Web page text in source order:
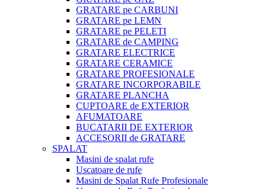
GRATARE pe CARBUNI
GRATARE pe LEMN
GRATARE pe PELETI
GRATARE de CAMPING
GRATARE ELECTRICE
GRATARE CERAMICE
GRATARE PROFESIONALE
GRATARE INCORPORABILE
GRATARE PLANCHA
CUPTOARE de EXTERIOR
AFUMATOARE
BUCATARII DE EXTERIOR
ACCESORII de GRATARE
SPALAT
Masini de spalat rufe
Uscatoare de rufe
Masini de Spalat Rufe Profesionale